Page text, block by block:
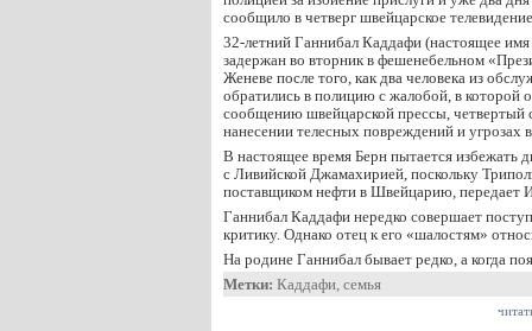
сообщило в четверг швейцарское
32-летний Ганнибал Каддафи (настоящее
задержан во вторник в фешенебельном
Женеве после того, как два человека из
обратились в полицию с жалобой, в которой
сообщению швейцарской прессы, четвертый
нанесении телесных повреждений и угрозах
В настоящее время Берн пытается избежать
с Ливийской Джамахирией, поскольку
поставщиком нефти в Швейцарию,
Ганнибал Каддафи нередко совершает
критику. Однако отец к его «шалостям»
На родине Ганнибал бывает редко, а когда
Метки: Каддафи, семья